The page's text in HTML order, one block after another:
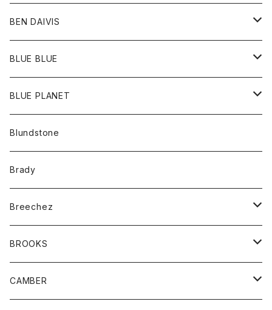
バッグ
ポーチ
トップス
Ｔシャツ
BEN DAIVIS
ポトム
パンツ
BLUE BLUE
アウター
カーディガン
コート
アクセサリー
バッグ
ベルト
キッズ
Tシャツ
グッズ
アンダーウェアー
カードホルダー
トップス
カーディガン
ボトム
BLUE PLANET
サングラス
Blundstone
Brady
Breechez
シャツ
BROOKS
グッズ
CAMBER